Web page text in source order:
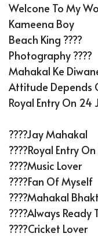
Welcone To My
Kameena Boy
Beach King ????️
Photography ????
Mahakal Ke
Attitude Depends
Royal Entry On 24
????Jay Mahakal
????Royal Entry
????Music Lover
????Fan Of Myself
????Mahakal
????Always Ready
????Cricket Lover